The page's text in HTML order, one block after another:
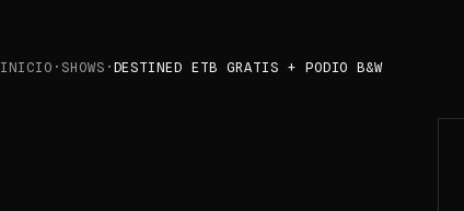
INICIO · SHOWS · DESTINED ETB GRATIS + PODIO B&W